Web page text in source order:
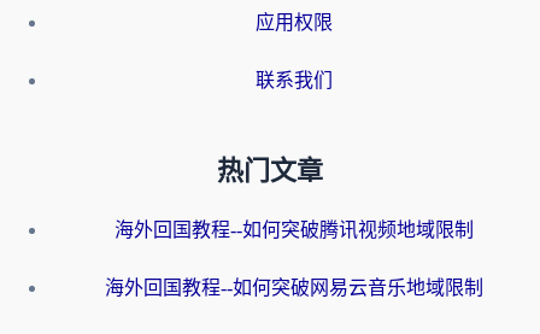
应用权限
联系我们
热门文章
海外回国教程--如何突破腾讯视频地域限制
海外回国教程--如何突破网易云音乐地域限制